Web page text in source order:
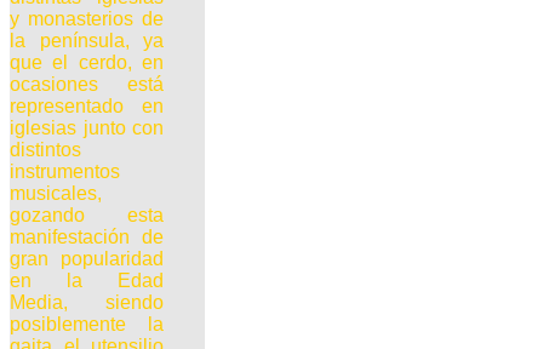
y monasterios de
la península, ya
que el cerdo, en
ocasiones está
representado en
iglesias junto con
distintos
instrumentos
musicales,
gozando esta
manifestación de
gran popularidad
en la Edad
Media, siendo
posiblemente la